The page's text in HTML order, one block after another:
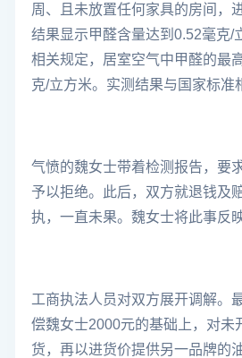
周、且未放置任何家具的房间，
结果显示甲醛含量达到0.52毫克/
相关规定，居室空气中甲醛的最
克/立方米。实测结果与国家标准
气愤的魏女士带着检测报告，要
予以拒绝。此后，双方就退钱及
执，一直未果。魏女士将此事反
工商执法人员对双方展开调解。
偿魏女士2000元的基础上，对未
货，再以进货价提供另一品牌的